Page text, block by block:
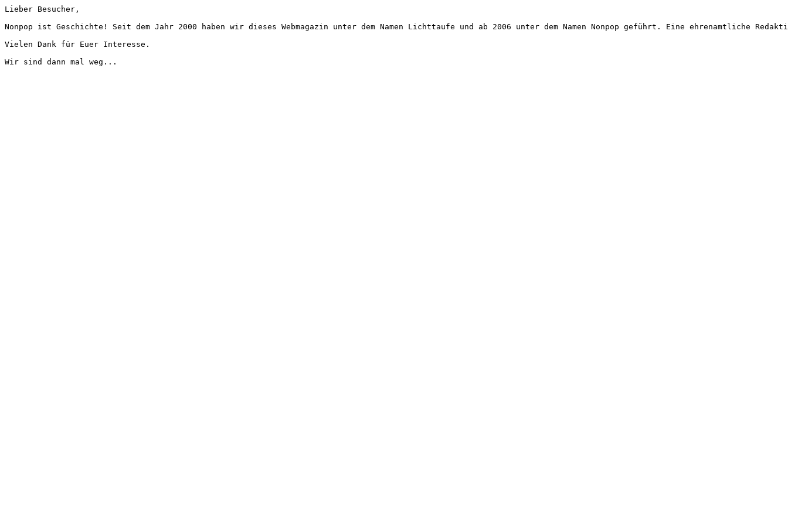
Lieber Besucher,
Nonpop ist Geschichte! Seit dem Jahr 2000 haben wir dieses Webmagazin unter dem Namen Lichttaufe und ab 2006 unter dem Namen Nonpop geführt. Eine ehrenamtliche
Vielen Dank für Euer Interesse.
Wir sind dann mal weg...